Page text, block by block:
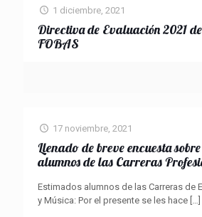
1 diciembre, 2021
Directiva de Evaluación 2021
FOBAS
17 noviembre, 2021
Llenado de breve encuesta
alumnos de las Carreras
Estimados alumnos de las Carreras de
y Música: Por el presente se les hace […]